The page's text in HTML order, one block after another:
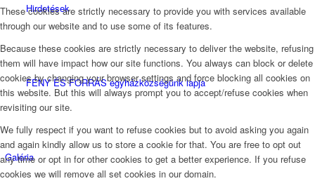
Hirdetések
FÉNY ÉS FORRÁS egyházközségünk lapja
Galéria
These cookies are strictly necessary to provide you with services available
through our website and to use some of its features.
Because these cookies are strictly necessary to deliver the website, refusing
them will have impact how our site functions. You always can block or delete
cookies by changing your browser settings and force blocking all cookies on
this website. But this will always prompt you to accept/refuse cookies when
revisiting our site.
We fully respect if you want to refuse cookies but to avoid asking you again
and again kindly allow us to store a cookie for that. You are free to opt out
any time or opt in for other cookies to get a better experience. If you refuse
cookies we will remove all set cookies in our domain.